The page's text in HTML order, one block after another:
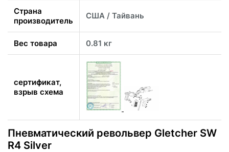
Страна
производитель
США / Тайвань
Вес товара 0.81 кг
сертификат,
взрыв схема
Пневматический револьвер Gletcher SW
R4 Silver